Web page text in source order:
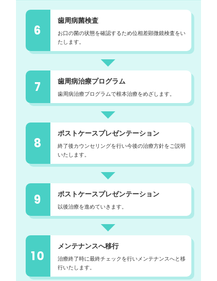
6
歯周病菌検査
お口の菌の状態を確認するため位相差顕微鏡検査をい
たします。
7 歯周病治療プログラム
歯周病治療プログラムで根本治療をめざします。
8
ポストケースプレゼンテーション
終了後カウンセリングを行い今後の治療方針をご説明
いたします。
9 ポストケースプレゼンテーション
以後治療を進めていきます。
10
メンテナンスへ移行
治療終了時に最終チェックを行いメンテナンスへと移
行いたします。